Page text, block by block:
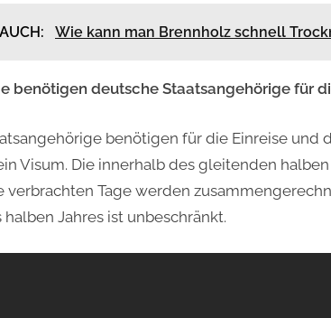
Wie kann man Brennholz schnell
benötigen deutsche Staatsangehörige für
benötigen für die Einreise und
Visum. Die innerhalb des gleitenden
verbrachten Tage werden
Jahres ist unbeschränkt.